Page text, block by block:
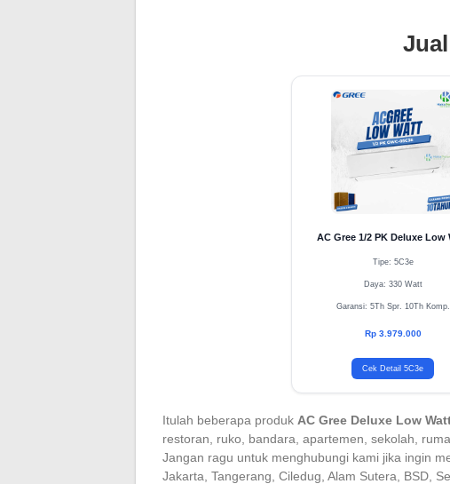
AC Gree 1/2 PK Deluxe Low
Tipe: 5C3e
Daya: 330 Watt
Garansi: 5Th Spr. 10Th Komp.
Rp 3.979.000
Cek Detail 5C3e
Itulah beberapa produk AC Gree Deluxe Low
restoran, ruko, bandara, apartemen, sekolah,
Jangan ragu untuk menghubungi kami jika ingin
Jakarta, Tangerang, Ciledug, Alam Sutera, BSD,